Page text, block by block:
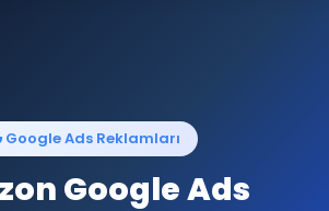
Google Ads Reklamları
Google Ads